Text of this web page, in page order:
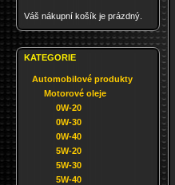
Váš nákupní košík je prázdný.
KATEGORIE
Automobilové produkty
Motorové oleje
0W-20
0W-30
0W-40
5W-20
5W-30
5W-40